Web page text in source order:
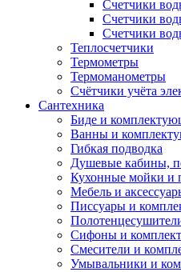
Счетчики
Счетчики
Счетчики
Теплосчетчики
Термометры
Термоманометры
Счётчики учёта
Сантехника
Биде и
Ванны и
Гибкая подводка
Душевые кабины,
Кухонные мойки и
Мебель и
Писсуары и
Сифоны и
Смесители и
Умывальники и